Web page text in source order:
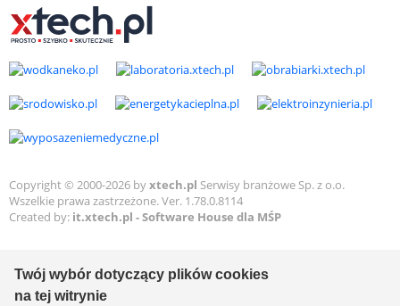
Twój wybór dotyczący plików cookies
na tej witrynie
Copyright © 2000-2026 byxtech.pl Serwisy branżowe Sp. z o.o.
Wszelkie prawa zastrzeżone. Ver. 1.78.0.8114
Created by: it.xtech.pl - Software House dla MŚP